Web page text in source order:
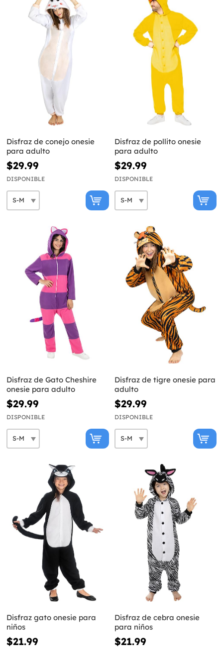
Disfraz de conejo onesie
para adulto
$29.99
DISPONIBLE
Disfraz de pollito onesie
para adulto
$29.99
DISPONIBLE
Disfraz de Gato Cheshire
onesie para adulto
$29.99
DISPONIBLE
Disfraz de tigre onesie para
adulto
$29.99
DISPONIBLE
Disfraz gato onesie para
niños
$21.99
Disfraz de cebra onesie
para niños
$21.99